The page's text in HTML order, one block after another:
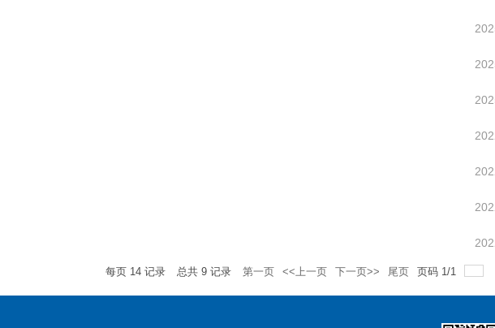
每页 14 记录 总共 9 记录 第一页 <<上一页 下一页>> 尾页 页码 1/1